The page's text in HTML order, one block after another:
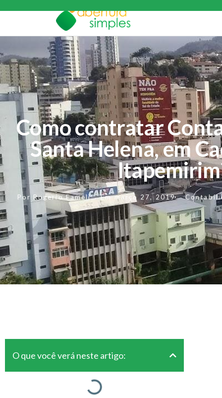
Como contratar
Santa Helena, em
PorRogerio Fameli Em março 27, 2019
O que você verá neste artigo: